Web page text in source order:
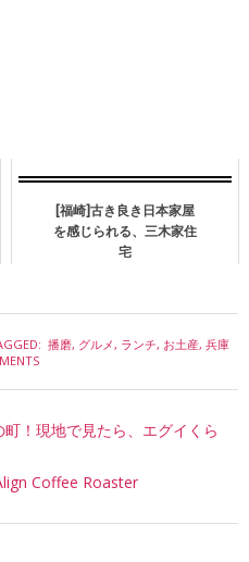
[福崎]古き良き日本家屋
を感じられる、三木家住
宅
播磨, グルメ , ランチ, お土産, 兵庫
町！現地で見たら、エグイくら
Coffee Roaster